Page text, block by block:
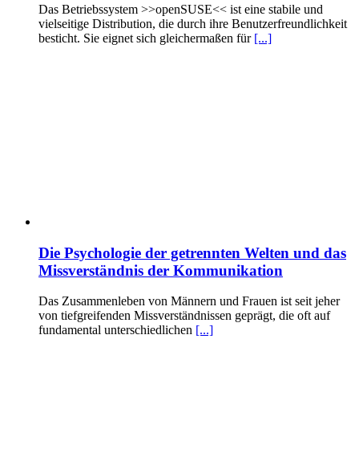
Das Betriebssystem >>openSUSE<< ist eine stabile und
vielseitige Distribution, die durch ihre Benutzerfreundlichkeit
besticht. Sie eignet sich gleichermaßen für [...]
Die Psychologie der getrennten Welten und das
Missverständnis der Kommunikation
Das Zusammenleben von Männern und Frauen ist seit jeher
von tiefgreifenden Missverständnissen geprägt, die oft auf
fundamental unterschiedlichen [...]